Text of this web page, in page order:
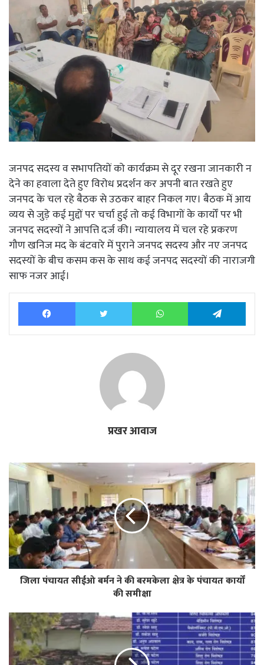
जनपद सदस्य व सभापतियों को कार्यक्रम से दूर रखना जानकारी न
देने का हवाला देते हुए विरोध प्रदर्शन कर अपनी बात रखते हुए
जनपद के चल रहे बैठक से उठकर बाहर निकल गए। बैठक में आय
व्यय से जुड़े कई मुद्दों पर चर्चा हुई तो कई विभागों के कार्यों पर भी
जनपद सदस्यों ने आपत्ति दर्ज की। न्यायालय में चल रहे प्रकरण
गौण खनिज मद के बंटवारे में पुराने जनपद सदस्य और नए जनपद
सदस्यों के बीच कसम कस के साथ कई जनपद सदस्यों की नाराजगी
साफ नजर आई।
Facebook Twitter WhatsApp
प्रखर आवाज
जिला पंचायत सीईओ बर्मन ने की बरमकेला क्षेत्र के पंचायत कार्यों
की समीक्षा